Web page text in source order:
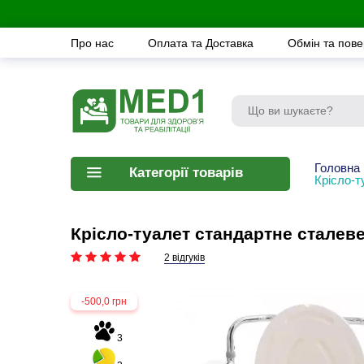
Про нас Оплата та Доставка Обмін та
Категорії товарів
Головна
Крісло-
Крісло-туалет стандартне
2 відгуків
-500,0 грн
3